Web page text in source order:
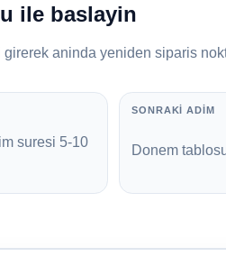
ile baslayin
aninda yeniden siparis
suresi 5-10
SONRAKI ADIM
Donem